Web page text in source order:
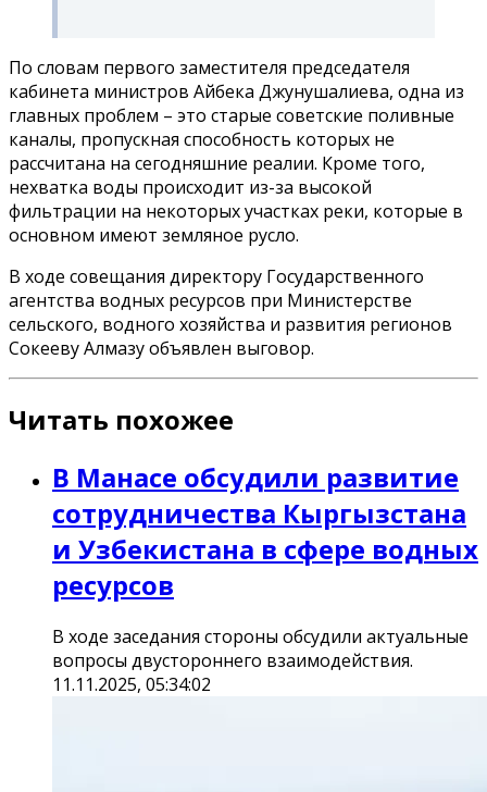
По словам первого заместителя председателя
кабинета министров Айбека Джунушалиева, одна из
главных проблем – это старые советские поливные
каналы, пропускная способность которых не
рассчитана на сегодняшние реалии. Кроме того,
нехватка воды происходит из-за высокой
фильтрации на некоторых участках реки, которые в
основном имеют земляное русло.
В ходе совещания директору Государственного
агентства водных ресурсов при Министерстве
сельского, водного хозяйства и развития регионов
Сокееву Алмазу объявлен выговор.
Читать похожее
В Манасе обсудили развитие
сотрудничества Кыргызстана
и Узбекистана в сфере водных
ресурсов
В ходе заседания стороны обсудили актуальные
вопросы двустороннего взаимодействия.
11.11.2025, 05:34:02